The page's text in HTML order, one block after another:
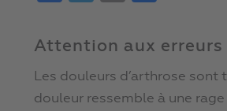
Attention aux
Les douleurs d’arthrose
douleur ressemble à une